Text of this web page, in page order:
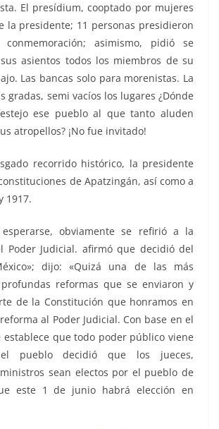
El presídium, cooptado por mujeres
la presidente; 11 personas presidieron
asimismo, pidió se
asientos todos los miembros de su
Las bancas solo para morenistas. La
gradas, semi vacíos los lugares ¿Dónde
ese pueblo al que tanto aluden
atropellos? ¡No fue invitado!
recorrido histórico, la presidente
de Apatzingán, así como a
1917.
obviamente se refirió a la
Poder Judicial. afirmó que decidió del
dijo: «Quizá una de las más
reformas que se enviaron y
de la Constitución que honramos en
al Poder Judicial. Con base en el
que todo poder público viene
pueblo decidió que los jueces,
sean electos por el pueblo de
este 1 de junio habrá elección en